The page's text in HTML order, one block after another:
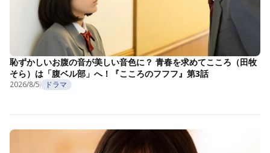
恥ずかしいお腹の音が美しい音色に？ 青春を求めてこころ（田牧
そら）は「腹ベル部」へ！『こころのフフフ』第3話
2026/8/5 ドラマ